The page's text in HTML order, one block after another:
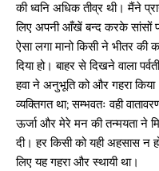
की ध्वनि अधिक तीव्र थी। मैंने
लिए अपनी आँखें बन्द करके सांसों
ऐसा लगा मानो किसी ने भीतर की
दिया हो। बाहर से दिखने वाला
हवा ने अनुभूति को और गहरा
व्यक्तिगत था; सम्भवतः वही
ऊर्जा और मेरे मन की तन्मयता ने
दी। हर किसी को यही अहसास न
लिए यह गहरा और स्थायी था।